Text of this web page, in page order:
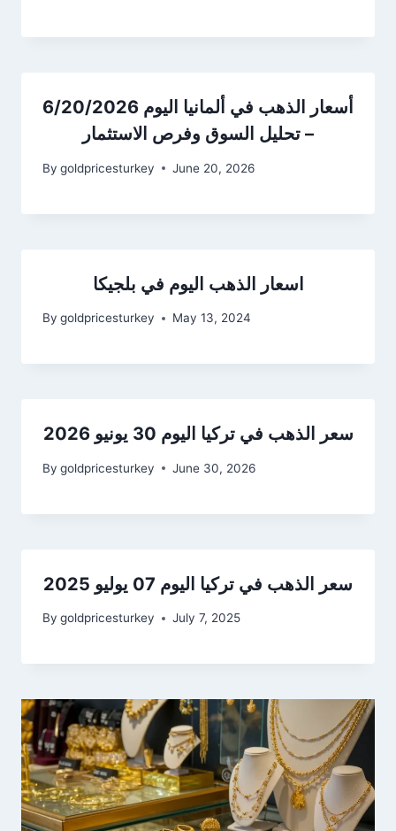
أسعار الذهب في ألمانيا اليوم 6/20/2026
– تحليل السوق وفرص الاستثمار
By goldpricesturkey June 20, 2026
اسعار الذهب اليوم في بلجيكا
By goldpricesturkey May 13, 2024
سعر الذهب في تركيا اليوم 30 يونيو 2026
By goldpricesturkey June 30, 2026
سعر الذهب في تركيا اليوم 07 يوليو 2025
By goldpricesturkey July 7, 2025